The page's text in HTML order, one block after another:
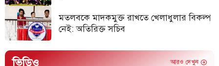
মতলবকে মাদকমুক্ত রাখতে খেলাধুলার বিকল্প
নেই: অতিরিক্ত সচিব
ভিডিও আরও দেখুন